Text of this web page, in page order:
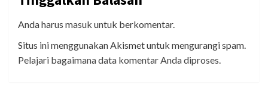
Anda harus masuk untuk berkomentar.
Situs ini menggunakan Akismet untuk mengurangi spam.
Pelajari bagaimana data komentar Anda diproses.